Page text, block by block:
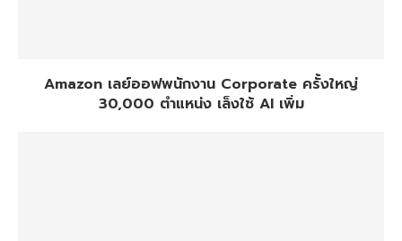
Amazon เลย์ออฟพนักงาน Corporate ครั้งใหญ่
30,000 ตำแหน่ง เล็งใช้ AI เพิ่ม